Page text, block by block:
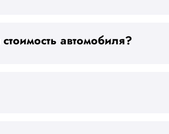
автомобиля?